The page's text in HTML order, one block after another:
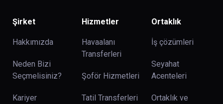
Şirket
Hakkımızda
Neden Bizi
Seçmelisiniz?
Kariyer
Hizmetler
Havaalanı
Transferleri
Şoför Hizmetleri
Tatil Transferleri
Ortaklık
İş çözümleri
Seyahat
Acenteleri
Ortaklık ve